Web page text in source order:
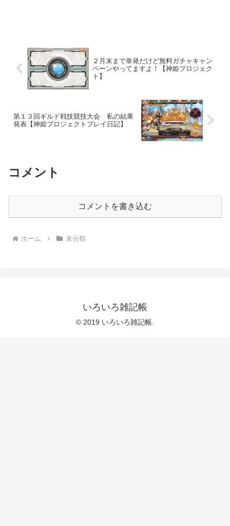
２月末まで単発だけど無料ガチャキャン
ペーンやってますよ！【神姫プロジェク
ト】
第１３回ギルド戦技競技大会 私の結果
発表【神姫プロジェクトプレイ日記】
コメント
コメントを書き込む
ホーム 未分類
いろいろ雑記帳
© 2019 いろいろ雑記帳.